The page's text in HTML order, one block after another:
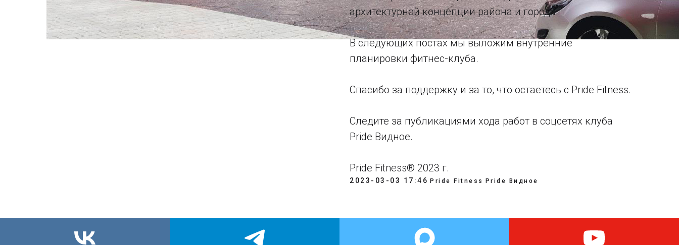
архитектурной концепции района и города.
В следующих постах мы выложим внутренние
планировки фитнес-клуба.
Спасибо за поддержку и за то, что остаетесь с Pride Fitness.
Следите за публикациями хода работ в соцсетях клуба
Pride Видное.
Pride Fitness® 2023 г.
2023-03-03 17:46 Pride Fitness Pride Видное